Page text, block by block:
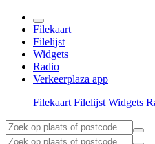
Filekaart
Filelijst
Widgets
Radio
Verkeerplaza app
Filekaart Filelijst Widgets